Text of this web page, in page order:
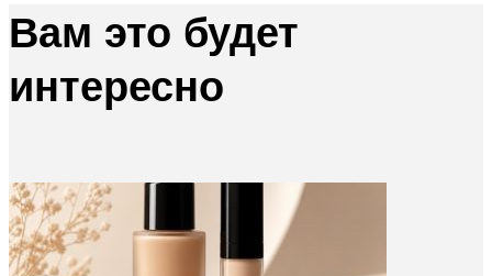
Вам это будет
интересно